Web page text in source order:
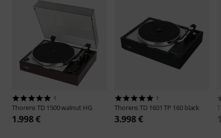
1
ThorensTD 1500 walnut HG
1.998 €
1
ThorensTD 1601 TP 160 black
3.998 €